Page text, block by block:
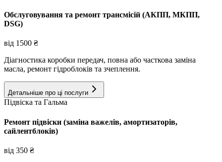
Обслуговування та ремонт трансмісій (АКПП, МКПП,
DSG)
від 1500 ₴
Діагностика коробки передач, повна або часткова заміна
масла, ремонт гідроблоків та зчеплення.
Детальніше про ці послуги
Підвіска та Гальма
Ремонт підвіски (заміна важелів, амортизаторів,
сайлентблоків)
від 350 ₴